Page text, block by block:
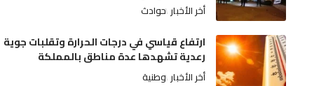
أخر الأخبار حوادث
ارتفاع قياسي في درجات الحرارة وتقلبات جوية
رعدية تشهدها عدة مناطق بالمملكة
أخر الأخبار وطنية